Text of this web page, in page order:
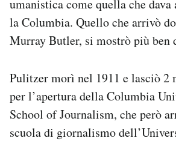
umanistica come quella che
la Columbia. Quello che arrivò
Murray Butler, si mostrò più ben
Pulitzer morì nel 1911 e lasciò
per l’apertura della Columbia
School of Journalism, che però
scuola di giornalismo